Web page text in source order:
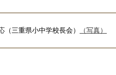
（三重県小中学校長会） （写真）